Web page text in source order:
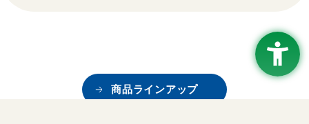
商品ラインアップ